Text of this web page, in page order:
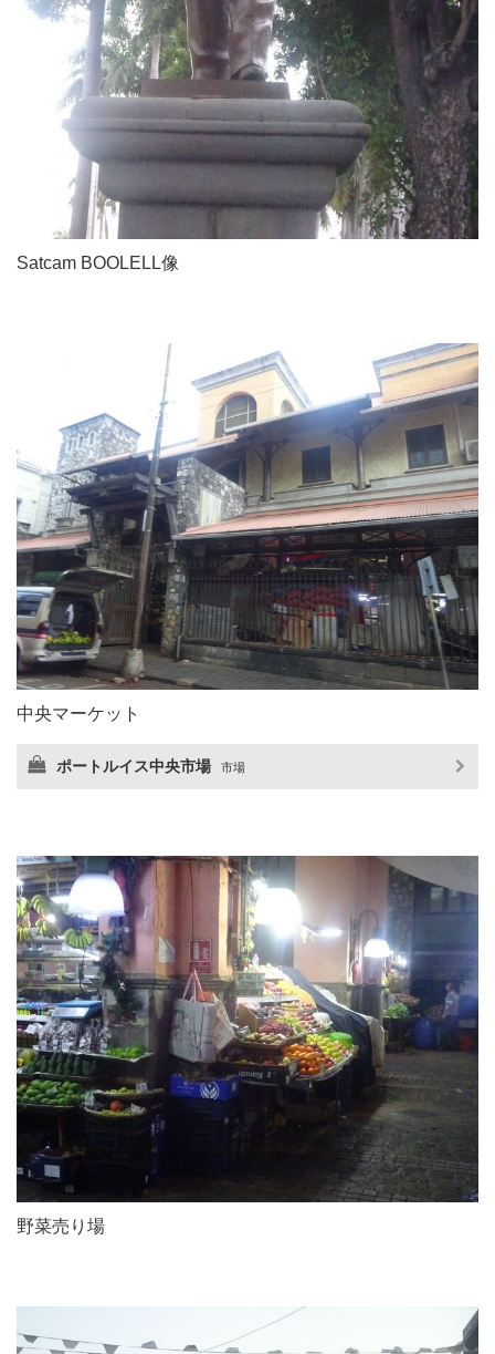
Satcam BOOLELL像
中央マーケット
ポートルイス中央市場 市場
野菜売り場